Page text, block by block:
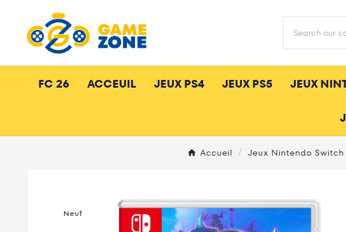
FC 26 ACCEUIL JEUX PS4 JEUX PS5 JEUX
Accueil Jeux Nintendo Switch
Neuf